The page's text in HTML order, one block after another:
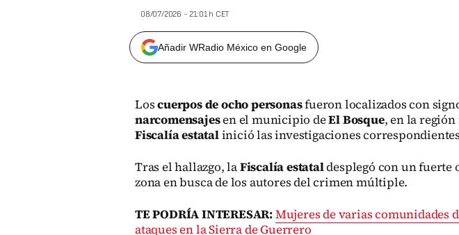
08/07/2026 - 21:01 h CET
Añadir WRadio México en Google
Loscuerpos de ocho personasfueron localizados con
narcomensajesen el municipio deEl Bosque, en la región
Fiscalía estatalinició las investigaciones
Tras el hallazgo, laFiscalía estataldesplegó con un fuerte
zona en busca de los autores del crimen múltiple.
TE PODRÍA INTERESAR:Mujeres de varias comunidades
ataques en la Sierra de Guerrero